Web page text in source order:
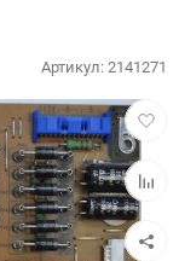
в
к
Артикул:2141271